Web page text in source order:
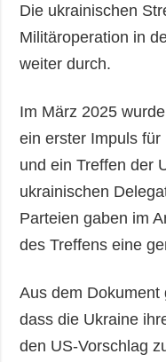
Die ukrainischen
Militäroperation in
weiter durch.
Im März 2025
ein erster Impuls
und ein Treffen der
ukrainischen
Parteien gaben im
des Treffens eine
Aus dem Dokument
dass die Ukraine
den US-Vorschlag